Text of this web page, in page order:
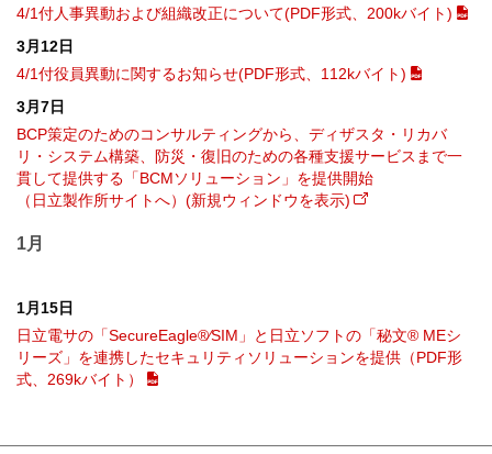
4/1付人事異動および組織改正について(PDF形式、200kバイト)
3月12日
4/1付役員異動に関するお知らせ(PDF形式、112kバイト)
3月7日
BCP策定のためのコンサルティングから、ディザスタ・リカバ
リ・システム構築、防災・復旧のための各種支援サービスまで一
貫して提供する「BCMソリューション」を提供開始
（日立製作所サイトへ）(新規ウィンドウを表示)
1月
1月15日
日立電サの「SecureEagle®⁄SIM」と日立ソフトの「秘文® MEシ
リーズ」を連携したセキュリティソリューションを提供（PDF形
式、269kバイト）